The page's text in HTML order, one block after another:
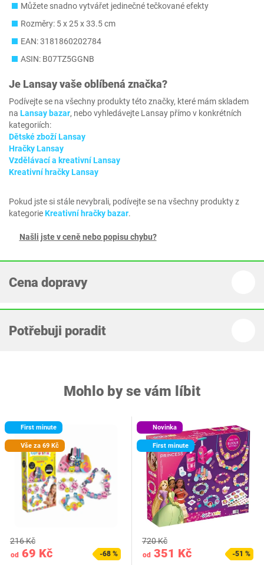
Můžete snadno vytvářet jedinečné tečkované efekty
Rozměry: 5 x 25 x 33.5 cm
EAN: 3181860202784
ASIN: B07TZ5GGNB
Je Lansayvaše oblíbená značka?
Podívejte se na všechny produkty této značky, které mám skladem
na Lansay bazar, nebo vyhledávejte Lansay přímo v konkrétních
kategoriích:
Dětské zboží Lansay
Hračky Lansay
Vzdělávací a kreativní Lansay
Kreativní hračky Lansay
Pokud jste si stále nevybrali, podívejte se na všechny produkty z
kategorieKreativní hračky bazar.
Našli jste v ceně nebo popisu chybu?
Cena dopravy
Potřebuji poradit
Mohlo by se vám líbit
First minute
Vše za 69 Kč
od 69 Kč
216 Kč
-68 %
Novinka
First minute
od 351 Kč
720 Kč
-51 %